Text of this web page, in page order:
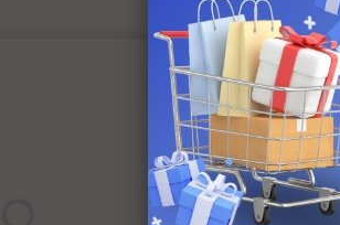
Anında Kargo
Ücretsiz Kargo
Kapıda Ödeme